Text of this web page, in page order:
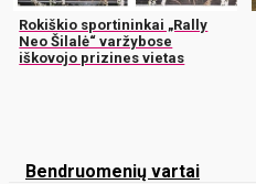
Rokiškio sportininkai „Rally
Neo Šilalė“ varžybose
iškovojo prizines vietas
Bendruomenių vartai